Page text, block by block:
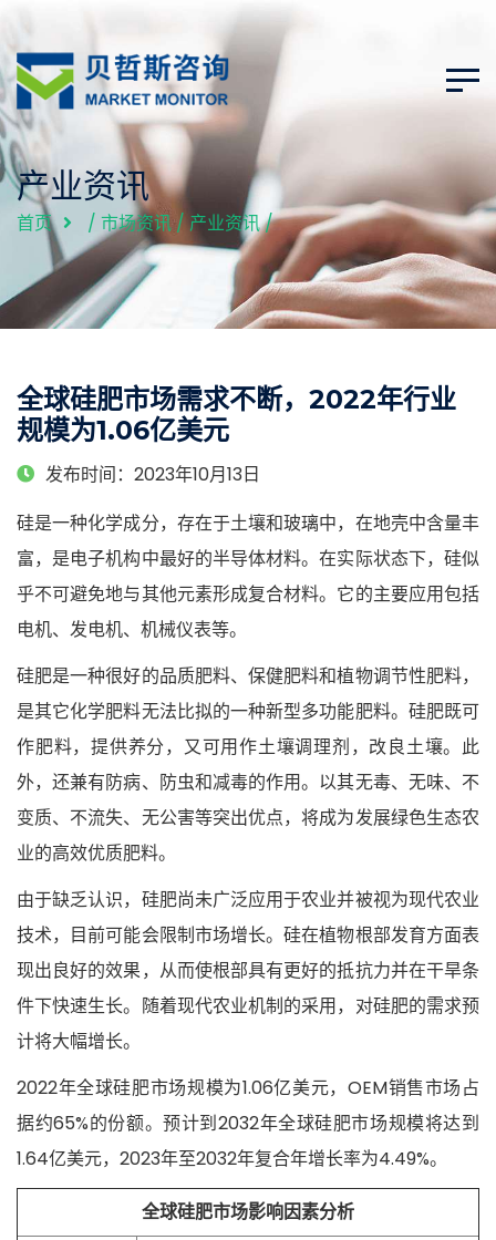
产业资讯
首页 / 市场资讯/产业资讯/
全球硅肥市场需求不断，2022年行业
规模为1.06亿美元
发布时间：2023年10月13日
硅是一种化学成分，存在于土壤和玻璃中，在地壳中含量丰
富，是电子机构中最好的半导体材料。在实际状态下，硅似
乎不可避免地与其他元素形成复合材料。它的主要应用包括
电机、发电机、机械仪表等。
硅肥是一种很好的品质肥料、保健肥料和植物调节性肥料，
是其它化学肥料无法比拟的一种新型多功能肥料。硅肥既可
作肥料，提供养分，又可用作土壤调理剂，改良土壤。此
外，还兼有防病、防虫和减毒的作用。以其无毒、无味、不
变质、不流失、无公害等突出优点，将成为发展绿色生态农
业的高效优质肥料。
由于缺乏认识，硅肥尚未广泛应用于农业并被视为现代农业
技术，目前可能会限制市场增长。硅在植物根部发育方面表
现出良好的效果，从而使根部具有更好的抵抗力并在干旱条
件下快速生长。随着现代农业机制的采用，对硅肥的需求预
计将大幅增长。
2022年全球硅肥市场规模为1.06亿美元，OEM销售市场占
据约65%的份额。预计到2032年全球硅肥市场规模将达到
1.64亿美元，2023年至2032年复合年增长率为4.49%。
全球硅肥市场影响因素分析